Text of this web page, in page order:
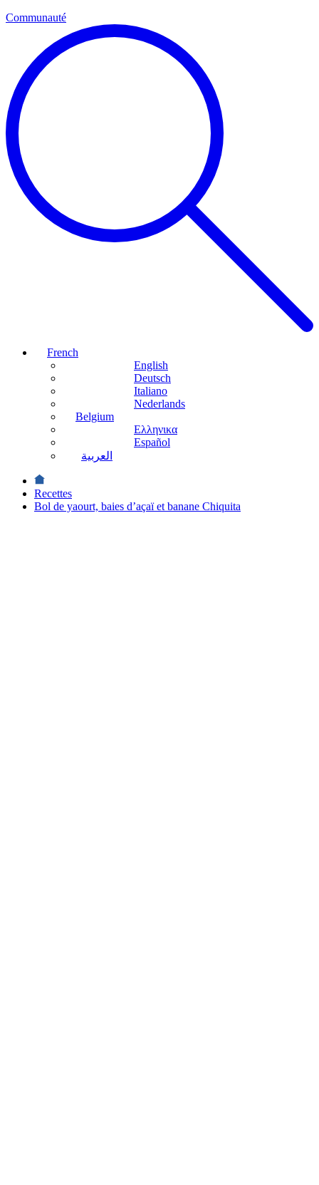
Communauté
French
English
Deutsch
Italiano
Nederlands
Belgium
Ελληνικα
Español
العربية
Recettes
Bol de yaourt, baies d’açaï et banane Chiquita